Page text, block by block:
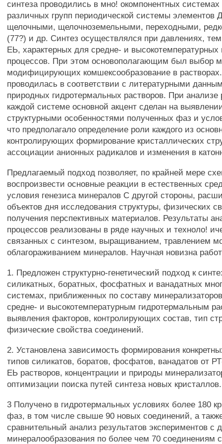
синтеза проводились в мно! окомпонентных
различных групп периодической системы элементов
щелочными, щелочноземельными, переходными,
(77?) и др. Синтез осуществлялся при давлениях,
ЕЬ, характерных для средне- и
процессов. При этом основополагающим был выбор
модифицирующих комшексообразование в
проводилась в соответствии с литературными
природных гидротермальных растворов. При анализе
каждой системе основной акцент сделан на
структурными особенностями полученных фаз и
что предполагало определение роли каждого из
контролирующих формирование кристаллических
ассоциации анионных радикалов и изменения в
Предлагаемый подход позволяет, по крайней мере
воспроизвести основные реакции в естественных
условия генезиса минералов С другой стороны,
объектов дня исследования структуры, физических
получения перспективных материалов. Результаты
процессов реализованы в ряде научных и техноло!
связанных с синтезом, выращиванием, травлением
облагораживанием минералов. Научная новизна
1. Предложен структурно-генетический подход к
силикатных, боратных, фосфатных и ванадатных
системах, приближенных по составу
средне- и высокотемпературным гидротермальным
выявления факторов, контролирующих состав, тип
физические свойства соединений.
2. Установлена зависимость формирования
типов силикатов, боратов, фосфатов, ванадатов от
ЕЬ растворов, концентрации и природы
оптимизации поиска путей синтеза новых кристаллов.
3 Получено в гидротермальных условиях более 180
фаз, в том числе свыше 90 новых соединений, а
сравнительный анализ результатов экспериментов с
минералообразования по более чем 70 соединениям